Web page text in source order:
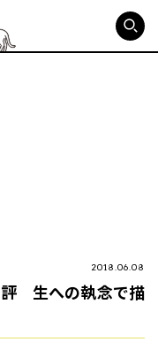
2018.06.08
評 生への執念で描